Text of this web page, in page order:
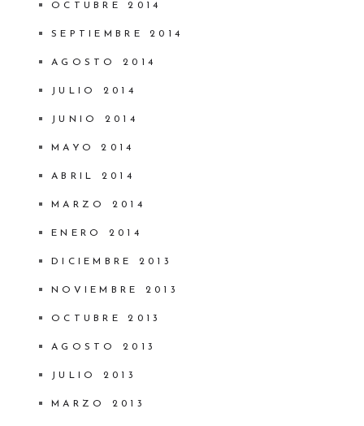
OCTUBRE 2014
SEPTIEMBRE 2014
AGOSTO 2014
JULIO 2014
JUNIO 2014
MAYO 2014
ABRIL 2014
MARZO 2014
ENERO 2014
DICIEMBRE 2013
NOVIEMBRE 2013
OCTUBRE 2013
AGOSTO 2013
JULIO 2013
MARZO 2013